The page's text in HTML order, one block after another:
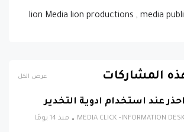
lion Media lion productions , media
المشاركات عرض الكل
احذر عند استخدام ادوية التخدير
MEDIA CLICK -INFORMATION DESK منذ 14 يومًا